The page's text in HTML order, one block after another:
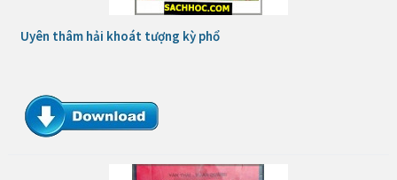
Uyên thâm hải khoát tượng kỳ phổ